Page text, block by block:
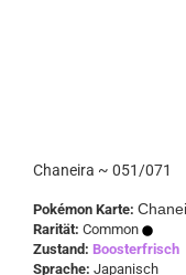
Chaneira ~ 051/071
Pokémon Karte:
Rarität: Common
Zustand: Boosterfrisch
Sprache: Japanisch